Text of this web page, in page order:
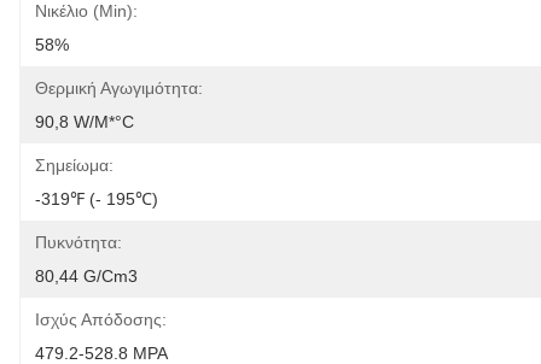
Νικέλιο (min):
58%
Θερμική Αγωγιμότητα:
90,8 W/m*°C
Σημείωμα:
-319℉ (- 195℃)
Πυκνότητα:
80,44 G/cm3
Ισχύς Απόδοσης:
479.2-528.8 MPA